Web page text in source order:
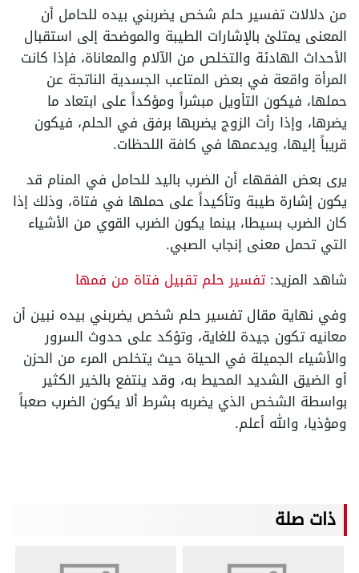
من دلالات تفسير حلم شخص يضربني بيده للحامل أن
المعنى يمتلئ بالإشارات الطيبة والموضحة إلى استقبال
الأحداث الهادئة والتخلص من الآلام والمعاناة، فإذا كانت
المرأة واقعة في بعض المتاعب الجسدية الناتجة عن
حملها، فيكون التأويل مبشراً ومؤكداً على ابتعاد ما
يضرها، وإذا رأت الزوج يضربها برفق في الحلم، فيكون
قريباً إليها، ويدعمها في كافة اللحظات.
يرى بعض الفقهاء أن الضرب باليد للحامل في المنام قد
يكون إشارة طيبة وتأكيداً على حملها في فتاة، وذلك إذا
كان الضرب بسيطا، بينما يكون الضرب القوي من الأشياء
التي تحمل معنى إنجاب الصبي.
شاهد المزيد:تفسير حلم تقبيل فتاة من فمها
وفي نهاية مقال تفسير حلم شخص يضربني بيده نبين أن
معانيه تكون جيدة للغاية، وتؤكد على حدوث السرور
والأشياء الجميلة في الحياة حيث يتخلص المرء من الحزن
أو الضيق الشديد المحيط به، وقد ينتفع بالخير الكثير
بواسطة الشخص الذي يضربه بشرط ألا يكون الضرب صعباً
ومؤذيا، والله أعلم.
ذات صلة